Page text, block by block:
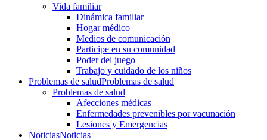
Vida familiar
Dinámica familiar
Hogar médico
Medios de comunicación
Participe en su comunidad
Poder del juego
Trabajo y cuidado de los niños
Problemas de saludProblemas de salud
Problemas de salud
Afecciones médicas
Enfermedades prevenibles por vacunación
Lesiones y Emergencias
NoticiasNoticias